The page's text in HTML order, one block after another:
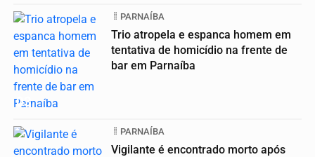
03
PARNAÍBA
Trio atropela e espanca homem em
tentativa de homicídio na frente de
bar em Parnaíba
PARNAÍBA
Vigilante é encontrado morto após